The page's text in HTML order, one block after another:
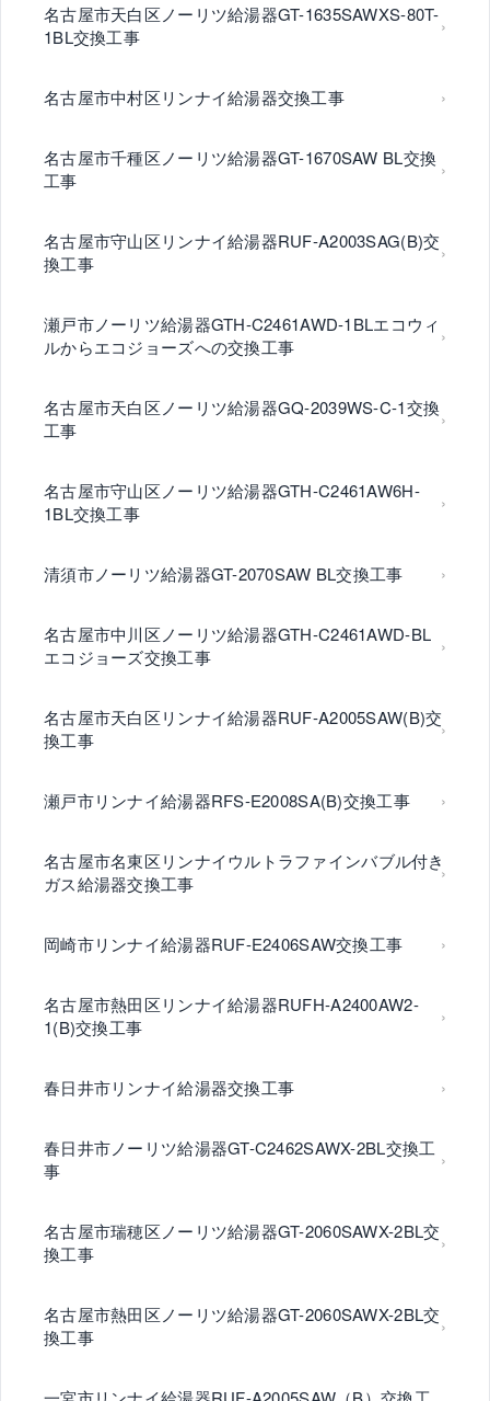
名古屋市天白区ノーリツ給湯器GT-1635SAWXS-80T-
1BL交換工事
名古屋市中村区リンナイ給湯器交換工事
名古屋市千種区ノーリツ給湯器GT-1670SAW BL交換
工事
名古屋市守山区リンナイ給湯器RUF-A2003SAG(B)交
換工事
瀬戸市ノーリツ給湯器GTH-C2461AWD-1BLエコウィ
ルからエコジョーズへの交換工事
名古屋市天白区ノーリツ給湯器GQ-2039WS-C-1交換
工事
名古屋市守山区ノーリツ給湯器GTH-C2461AW6H-
1BL交換工事
清須市ノーリツ給湯器GT-2070SAW BL交換工事
名古屋市中川区ノーリツ給湯器GTH-C2461AWD-BL
エコジョーズ交換工事
名古屋市天白区リンナイ給湯器RUF-A2005SAW(B)交
換工事
瀬戸市リンナイ給湯器RFS-E2008SA(B)交換工事
名古屋市名東区リンナイウルトラファインバブル付き
ガス給湯器交換工事
岡崎市リンナイ給湯器RUF-E2406SAW交換工事
名古屋市熱田区リンナイ給湯器RUFH-A2400AW2-
1(B)交換工事
春日井市リンナイ給湯器交換工事
春日井市ノーリツ給湯器GT-C2462SAWX-2BL交換工
事
名古屋市瑞穂区ノーリツ給湯器GT-2060SAWX-2BL交
換工事
名古屋市熱田区ノーリツ給湯器GT-2060SAWX-2BL交
換工事